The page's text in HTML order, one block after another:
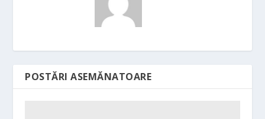
POSTĂRI ASEMĂNATOARE